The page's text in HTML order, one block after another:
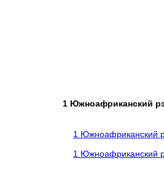
1 Южноафриканский
1 Южноафриканский
1 Южноафриканский